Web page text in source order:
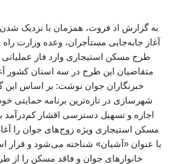
به گزارش اد فروت، همزمان با نزدیک
آغاز جابه‌جایی مستأجران، وعده وزارت
طرح مسکن استیجاری وارد فاز عملیاتی
متقاضیان این طرح در سه استان کشور
خبرنگاران جوان نوشت: بر اساس این
شهرسازی در تازه‌ترین برنامه حمایتی
اجاره و تسهیل دسترسی اقشار
مسکن استیجاری ویژه زوج‌های جوان را
با عنوان «آشیان» شناخته می‌شود و
خانوارهای جوان و فاقد مسکن را از